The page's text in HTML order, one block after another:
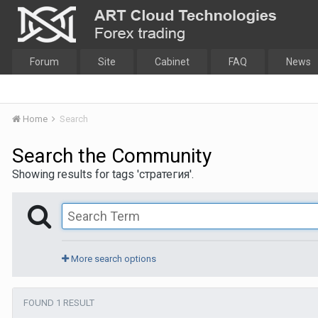
Forum Site Cabinet FAQ News
Home Search
Search the Community
Showing results for tags 'стратегия'.
More search options
FOUND 1 RESULT